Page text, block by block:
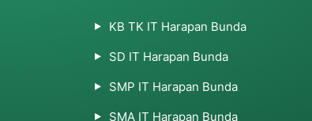
KB TK IT Harapan Bunda
SD IT Harapan Bunda
SMP IT Harapan Bunda
SMA IT Harapan Bunda